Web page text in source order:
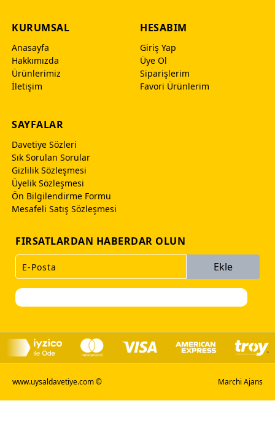
KURUMSAL
Anasayfa
Hakkımızda
Ürünlerimiz
İletişim
HESABIM
Giriş Yap
Üye Ol
Siparişlerim
Favori Ürünlerim
SAYFALAR
Davetiye Sözleri
Sık Sorulan Sorular
Gizlilik Sözleşmesi
Üyelik Sözleşmesi
Ön Bilgilendirme Formu
Mesafeli Satış Sözleşmesi
FIRSATLARDAN HABERDAR OLUN
Ekle
www.uysaldavetiye.com © Marchi Ajans